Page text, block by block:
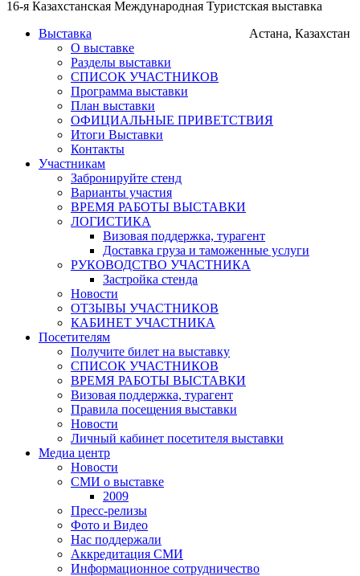
16-я Казахстанская Международная Туристская выставка
Астана, Казахстан
Выставка
О выставке
Разделы выставки
СПИСОК УЧАСТНИКОВ
Программа выставки
План выставки
ОФИЦИАЛЬНЫЕ ПРИВЕТСТВИЯ
Итоги Выставки
Контакты
Участникам
Забронируйте стенд
Варианты участия
ВРЕМЯ РАБОТЫ ВЫСТАВКИ
ЛОГИСТИКА
Визовая поддержка, турагент
Доставка груза и таможенные услуги
РУКОВОДСТВО УЧАСТНИКА
Застройка стенда
Новости
ОТЗЫВЫ УЧАСТНИКОВ
КАБИНЕТ УЧАСТНИКА
Посетителям
Получите билет на выставку
СПИСОК УЧАСТНИКОВ
ВРЕМЯ РАБОТЫ ВЫСТАВКИ
Визовая поддержка, турагент
Правила посещения выставки
Новости
Личный кабинет посетителя выставки
Медиа центр
Новости
СМИ о выставке
2009
Пресс-релизы
Фото и Видео
Нас поддержали
Аккредитация СМИ
Информационное сотрудничество